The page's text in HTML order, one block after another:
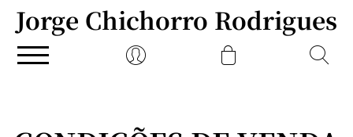
Jorge Chichorro Rodrigues